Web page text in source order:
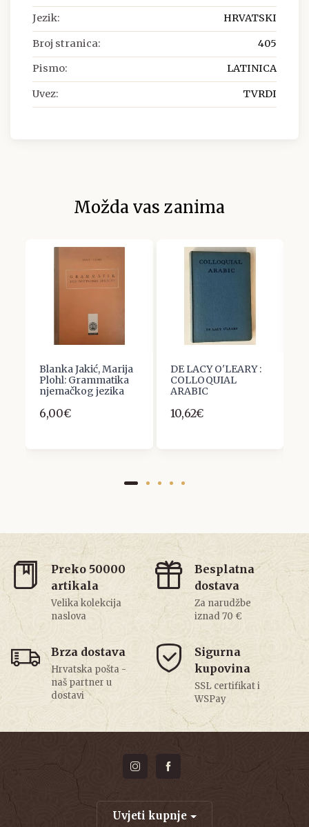
Jezik: HRVATSKI
Broj stranica: 405
Pismo: LATINICA
Uvez: TVRDI
Možda vas zanima
Blanka Jakić, Marija
Plohl: Grammatika
njemačkog jezika
6,00€
DE LACY O'LEARY :
COLLOQUIAL
ARABIC
10,62€
Preko 50000
artikala
Velika kolekcija
naslova
Besplatna
dostava
Za narudžbe
iznad 70 €
Brza dostava
Hrvatska pošta -
naš partner u
dostavi
Sigurna
kupovina
SSL certifikat i
WSPay
Uvjeti kupnje